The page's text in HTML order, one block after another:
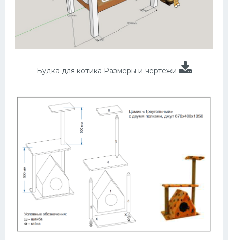
Будка для котика Размеры и чертежи